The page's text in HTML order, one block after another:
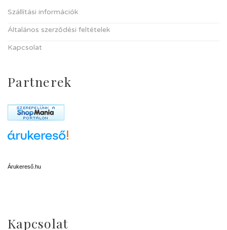
Szállítási információk
Általános szerződési feltételek
Kapcsolat
Partnerek
Árukereső.hu
Kapcsolat